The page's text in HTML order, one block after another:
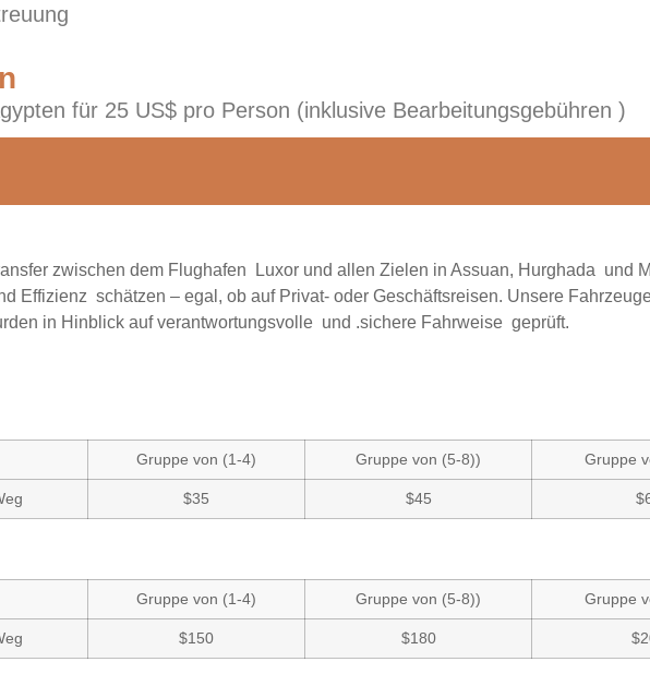
für 25 US$ pro Person (inklusive Bearbeitungsgebühren )
zwischen dem Flughafen Luxor und allen Zielen in Assuan, Hurghada und
Effizienz schätzen – egal, ob auf Privat- oder Geschäftsreisen. Unsere
in Hinblick auf verantwortungsvolle und .sichere Fahrweise geprüft.
Gruppe von (1-4) Gruppe von (5-8)) Gruppe
$35 $45
Gruppe von (1-4) Gruppe von (5-8)) Gruppe
$150 $180